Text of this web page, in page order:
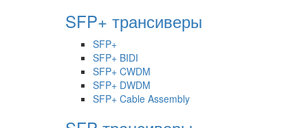
SFP+ трансиверы
SFP+
SFP+ BIDI
SFP+ CWDM
SFP+ DWDM
SFP+ Cable Assembly